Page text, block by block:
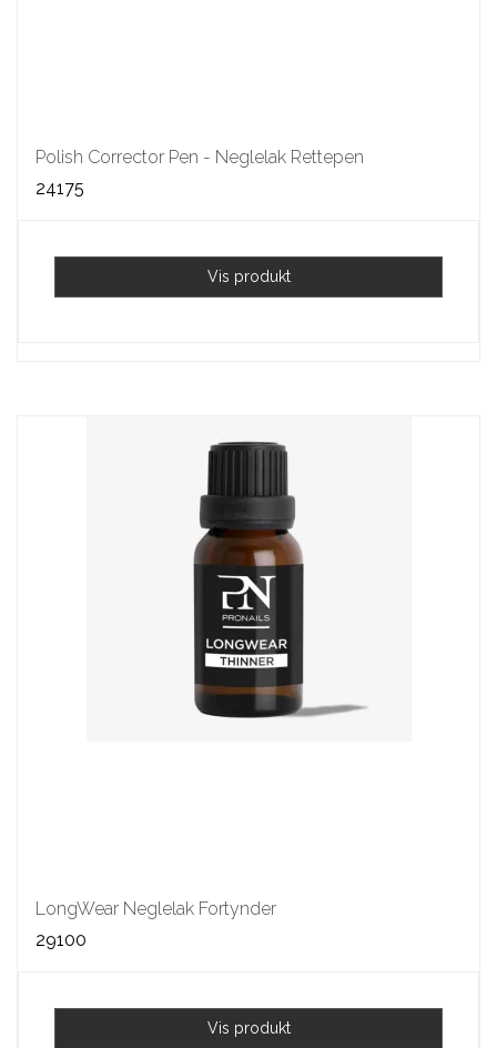
Polish Corrector Pen - Neglelak Rettepen
24175
Vis produkt
LongWear Neglelak Fortynder
29100
Vis produkt